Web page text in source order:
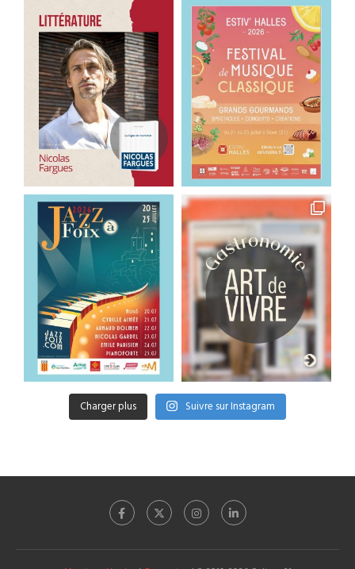
Charger plus Suivre sur Instagram